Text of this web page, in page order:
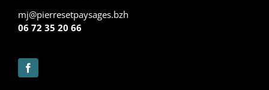
mj@pierresetpaysages.bzh
06 72 35 20 66